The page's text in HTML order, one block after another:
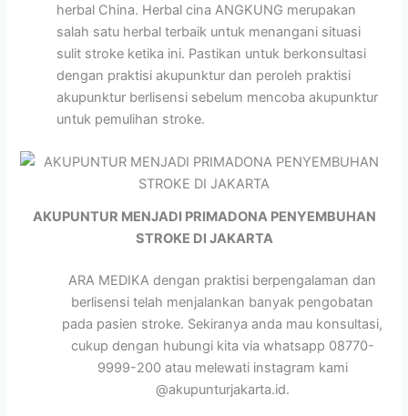
herbal China. Herbal cina ANGKUNG merupakan
salah satu herbal terbaik untuk menangani situasi
sulit stroke ketika ini. Pastikan untuk berkonsultasi
dengan praktisi akupunktur dan peroleh praktisi
akupunktur berlisensi sebelum mencoba akupunktur
untuk pemulihan stroke.
AKUPUNTUR MENJADI PRIMADONA PENYEMBUHAN
STROKE DI JAKARTA
ARA MEDIKA dengan praktisi berpengalaman dan
berlisensi telah menjalankan banyak pengobatan
pada pasien stroke. Sekiranya anda mau konsultasi,
cukup dengan hubungi kita via whatsapp 08770-
9999-200 atau melewati instagram kami
@akupunturjakarta.id.